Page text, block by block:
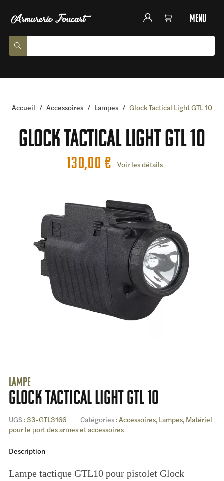
menu
Accueil / Accessoires / Lampes / Glock Tactical Light GTL 10
Glock Tactical Light GTL 10
130,00 € Voir les détails
Lampe
Glock Tactical Light GTL 10
UGS :33-GTL3166 Catégories :Accessoires, Lampes, Matériel
pour le port des armes et accessoires
Description
Lampe tactique GTL10 pour pistolet Glock